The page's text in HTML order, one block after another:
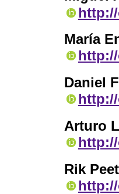
http://
María
http://
Daniel
http://
Arturo
http://
Rik
http://